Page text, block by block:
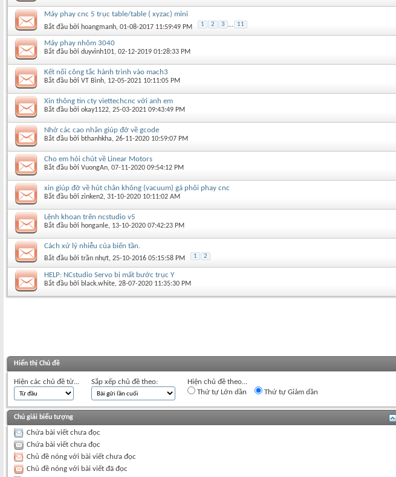
Máy phay cnc 5 trục table/table ( xyzac) mini
Bắt đầu bởi hoangmanh‎, 01-08-2017 11:59:49 PM 1 2 3 ... 11
Máy phay nhôm 3040
Bắt đầu bởi duyvinh101‎, 02-12-2019 01:28:33 PM
Kết nối công tắc hành trình vào mach3
Bắt đầu bởi VT Bình‎, 12-05-2021 10:11:05 PM
Xin thông tin cty viettechcnc với anh em
Bắt đầu bởi okay1122‎, 25-03-2021 09:43:49 PM
Nhờ các cao nhân giúp đỡ về gcode
Bắt đầu bởi bthanhkha‎, 26-11-2020 10:59:07 PM
Cho em hỏi chút về Linear Motors
Bắt đầu bởi VuongAn‎, 07-11-2020 09:54:12 PM
xin giúp đỡ về hút chân không (vacuum) gá phôi phay cnc
Bắt đầu bởi zinken2‎, 31-10-2020 10:11:02 AM
Lệnh khoan trên ncstudio v5
Bắt đầu bởi honganle‎, 13-10-2020 07:42:23 PM
Cách xử lý nhiễu của biến tần.
Bắt đầu bởi trần nhựt‎, 25-10-2016 05:15:58 PM 1 2
HELP: NCstudio Servo bị mất bước trục Y
Bắt đầu bởi black.white‎, 28-07-2020 11:35:30 PM
Hiển thị Chủ đề
Hiện các chủ đề từ... Sắp xếp chủ đề theo:
Hiện chủ đề theo...
Thứ tự Lớn dần
Thứ tự Giảm dần
Chú giải biểu tượng
Chứa bài viết chưa đọc
Chứa bài viết chưa đọc
Chủ đề nóng với bài viết chưa đọc
Chủ đề nóng với bài viết đã đọc